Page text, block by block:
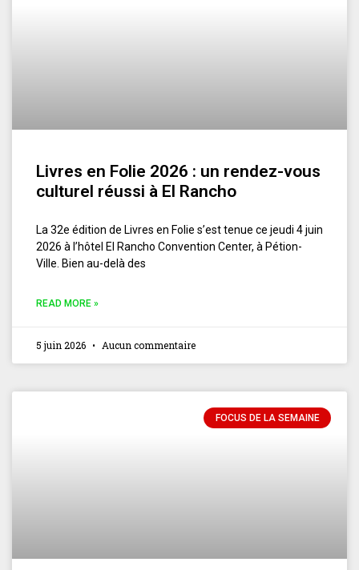
Livres en Folie 2026 : un rendez-vous
culturel réussi à El Rancho
La 32e édition de Livres en Folie s’est tenue ce jeudi 4 juin
2026 à l’hôtel El Rancho Convention Center, à Pétion-
Ville. Bien au-delà des
READ MORE »
5 juin 2026 Aucun commentaire
FOCUS DE LA SEMAINE